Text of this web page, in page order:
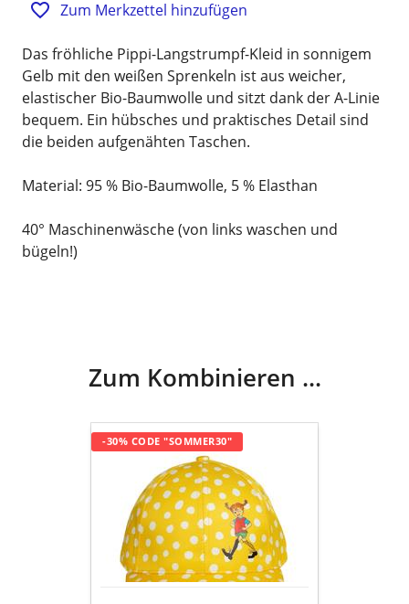
Zum Merkzettel hinzufügen
Das fröhliche Pippi-Langstrumpf-Kleid in sonnigem
Gelb mit den weißen Sprenkeln ist aus weicher,
elastischer Bio-Baumwolle und sitzt dank der A-Linie
bequem. Ein hübsches und praktisches Detail sind
die beiden aufgenähten Taschen.
Material: 95 % Bio-Baumwolle, 5 % Elasthan
40° Maschinenwäsche (von links waschen und
bügeln!)
Zum Kombinieren ...
Cap
Langstrumpf",
gesprenkelt
-30% CODE "SOMMER30"